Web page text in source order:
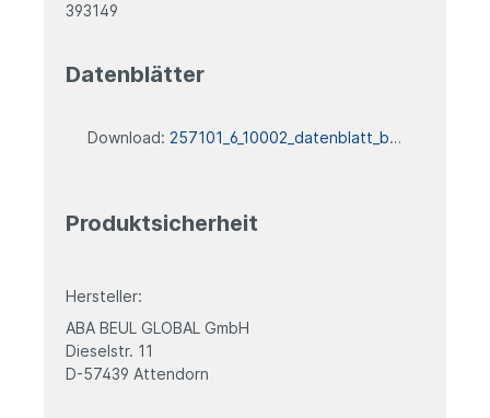
393149
Datenblätter
Download: 257101_6_10002_datenblatt_blank
Produktsicherheit
Hersteller:
ABA BEUL GLOBAL GmbH
Dieselstr. 11
D-57439 Attendorn